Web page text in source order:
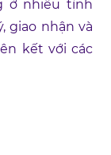
ở nhiều tỉnh
giao nhận và
kết với các